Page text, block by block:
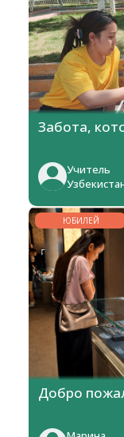
Забота,
Учитель
ЮБИЛЕЙ
Добро